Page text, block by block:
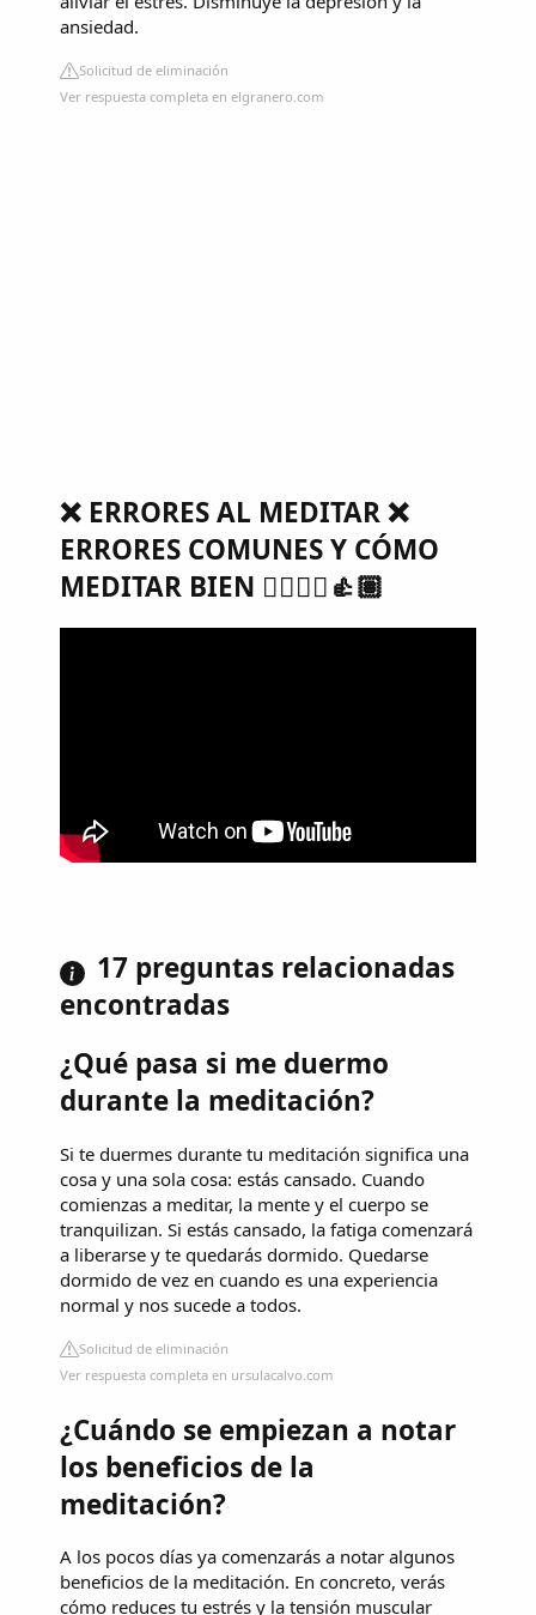
ansiedad.
Solicitud de eliminación
Ver respuesta completa en elgranero.com
❌ ERRORES AL MEDITAR ❌
ERRORES COMUNES Y CÓMO
MEDITAR BIEN 🧘‍♀️🧘‍♂️👍🏽
17 preguntas relacionadas
encontradas
¿Qué pasa si me duermo
durante la meditación?
Si te duermes durante tu meditación significa una
cosa y una sola cosa: estás cansado. Cuando
comienzas a meditar, la mente y el cuerpo se
tranquilizan. Si estás cansado, la fatiga comenzará
a liberarse y te quedarás dormido. Quedarse
dormido de vez en cuando es una experiencia
normal y nos sucede a todos.
Solicitud de eliminación
Ver respuesta completa en ursulacalvo.com
¿Cuándo se empiezan a notar
los beneficios de la
meditación?
A los pocos días ya comenzarás a notar algunos
beneficios de la meditación. En concreto, verás
cómo reduces tu estrés y la tensión muscular